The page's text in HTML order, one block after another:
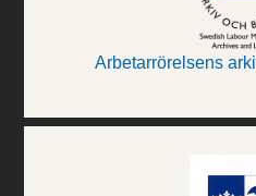
Arbetarrörelsens